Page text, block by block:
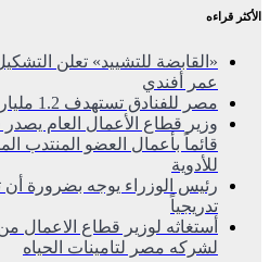
الأكثر قراءه
«القابضة للتشييد» تعلن
عمر أفندي
مصر للفنادق تستهدف 1.2 مليار جنيه أرباحاً خلال 2024-2025
وزير قطاع الأعمال العام
قائماً بأعمال العضو المنتدب
للأدوية
رئيس الوزراء يوجه بضرورة أن
تدريجياً
أستغاثه لوزير قطاع الاعمال
لشركه مصر لتامينات الحياه